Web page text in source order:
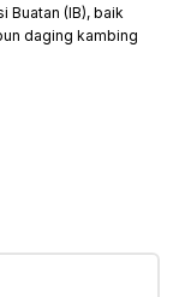
Buatan (IB), baik
daging kambing